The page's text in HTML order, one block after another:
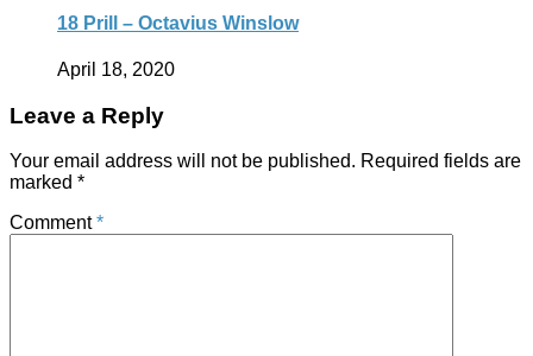
18 Prill – Octavius Winslow
April 18, 2020
Leave a Reply
Your email address will not be published. Required fields are
marked *
Comment*